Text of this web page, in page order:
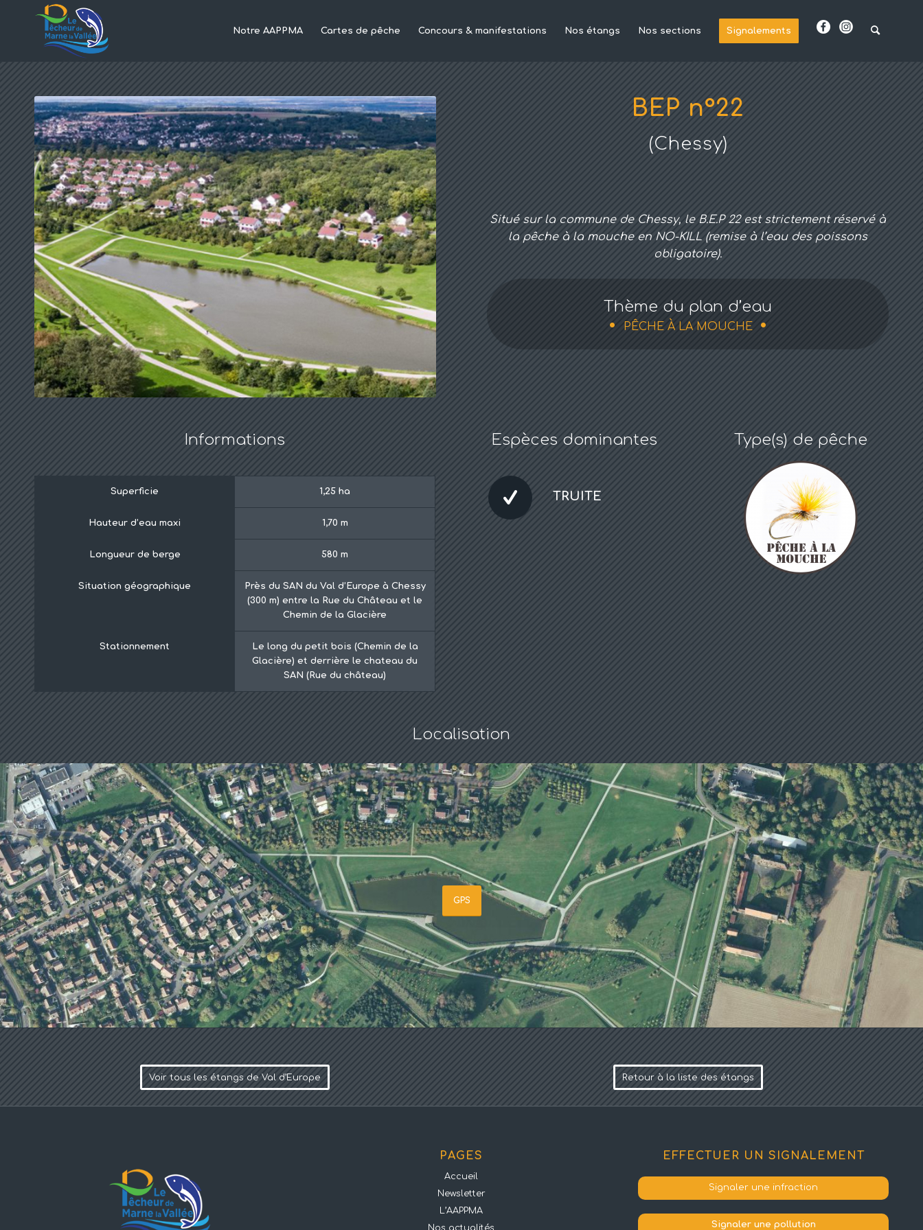
Notre AAPPMA Cartes de pêche Concours & manifestations Nos étangs Nos sections Signalements
BEP n°22
(Chessy)
Situé sur la commune de Chessy, le B.E.P 22 est strictement réservé à
la pêche à la mouche en NO-KILL (remise à l’eau des poissons
obligatoire).
Thème du plan d’eau
PÊCHE À LA MOUCHE
Informations
Superficie 1,25 ha
Hauteur d’eau maxi 1,70 m
Longueur de berge 580 m
Situation géographique
Près du SAN du Val d’Europe à Chessy
(300 m) entre la Rue du Château et le
Chemin de la Glacière
Stationnement
Le long du petit bois (Chemin de la
Glacière) et derrière le chateau du
SAN (Rue du château)
Espèces dominantes
TRUITE
Type(s) de pêche
Localisation
GPS
Voir tous les étangs de Val d’Europe Retour à la liste des étangs
PAGES
Accueil
Newsletter
L’AAPPMA
Nos actualités
EFFECTUER UN SIGNALEMENT
Signaler une infraction
Signaler une pollution